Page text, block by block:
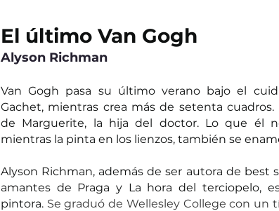
El último Van Gogh
Alyson Richman
Van Gogh pasa su último verano bajo el
Gachet, mientras crea más de setenta cuadros.
de Marguerite, la hija del doctor. Lo que él
mientras la pinta en los lienzos, también se
Alyson Richman, además de ser autora de best
amantes de Praga y La hora del terciopelo,
pintora. Se graduó de Wellesley College con un